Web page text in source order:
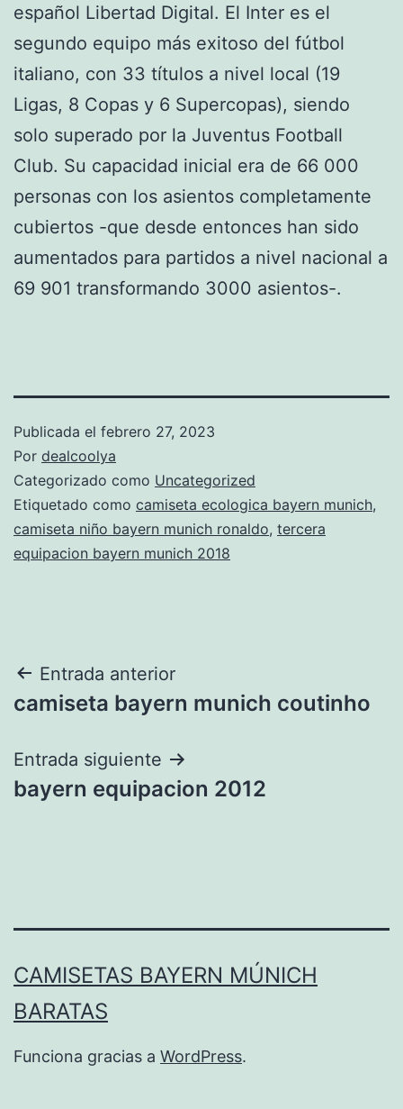
español Libertad Digital. El Inter es el
segundo equipo más exitoso del fútbol
italiano, con 33 títulos a nivel local (19
Ligas, 8 Copas y 6 Supercopas), siendo
solo superado por la Juventus Football
Club. Su capacidad inicial era de 66 000
personas con los asientos completamente
cubiertos -que desde entonces han sido
aumentados para partidos a nivel nacional a
69 901 transformando 3000 asientos-.
Publicada el febrero 27, 2023
Por dealcoolya
Categorizado como Uncategorized
Etiquetado como camiseta ecologica bayern munich,
camiseta niño bayern munich ronaldo, tercera
equipacion bayern munich 2018
Navegación
de
entradas
Entrada anterior
camiseta bayern munich coutinho
Entrada siguiente
bayern equipacion 2012
CAMISETAS BAYERN MÚNICH
BARATAS
Funciona gracias a WordPress.